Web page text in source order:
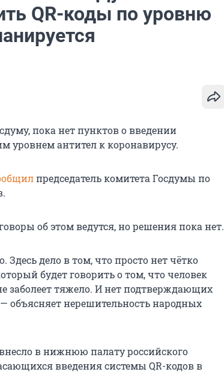
QR-коды по уровню
пока нет пунктов о введении
уровнем антител к коронавирусу.
председатель комитета Госдумы по
об этом ведутся, но решения пока нет.
Здесь дело в том, что просто нет чётко
будет говорить о том, что человек
заболеет тяжело. И нет подтверждающих
объясняет нерешительность народных
в нижнюю палату российского
введения системы QR-кодов в